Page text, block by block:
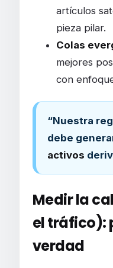
artículos
pieza pilar.
Colas
mejores
con
“Nuestra
debe
activos
Medir la
el tráfico):
verdad